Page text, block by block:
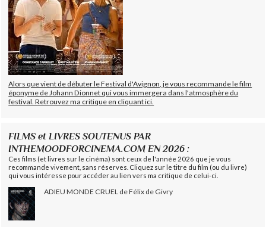
Alors que vient de débuter le Festival d'Avignon, je vous recommande le film
éponyme de Johann Dionnet qui vous immergera dans l'atmosphère du
festival. Retrouvez ma critique en cliquant ici.
FILMS et LIVRES SOUTENUS PAR
INTHEMOODFORCINEMA.COM EN 2026 :
Ces films (et livres sur le cinéma) sont ceux de l'année 2026 que je vous
recommande vivement, sans réserves. Cliquez sur le titre du film (ou du livre)
qui vous intéresse pour accéder au lien vers ma critique de celui-ci.
ADIEU MONDE CRUEL de Félix de Givry